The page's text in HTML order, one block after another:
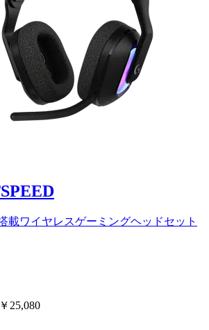
載ワイヤレスゲーミングヘッドセット
￥25,080